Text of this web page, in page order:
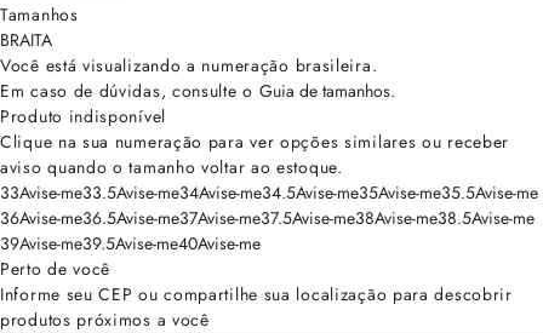
Tamanhos
BRAITA
Você está visualizando a numeração brasileira.
Em caso de dúvidas, consulte o Guia de tamanhos.
Produto indisponível
Clique na sua numeração para ver opções similares ou receber
aviso quando o tamanho voltar ao estoque.
33Avise-me33.5Avise-me34Avise-me34.5Avise-me35Avise-me35.5Avise-me
36Avise-me36.5Avise-me37Avise-me37.5Avise-me38Avise-me38.5Avise-me
39Avise-me39.5Avise-me40Avise-me
Perto de você
Informe seu CEP ou compartilhe sua localização para descobrir
produtos próximos a você